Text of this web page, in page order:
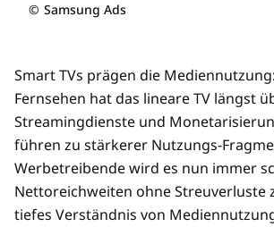
© Samsung Ads
Smart TVs prägen die
Fernsehen hat das lineare TV längst
Streamingdienste und
führen zu stärkerer Nutzungs-
Werbetreibende wird es nun immer
Nettoreichweiten ohne Streuverluste
tiefes Verständnis von